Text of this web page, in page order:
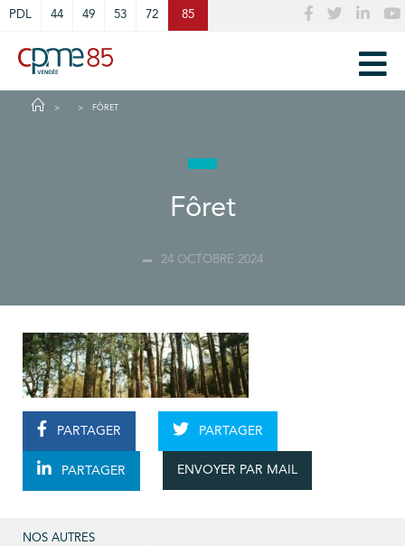
PDL 44 49 53 72 85
FÔRET
Fôret
24 OCTOBRE 2024
PARTAGER PARTAGER
PARTAGER ENVOYER PAR MAIL
NOS AUTRES
Cookies management panel